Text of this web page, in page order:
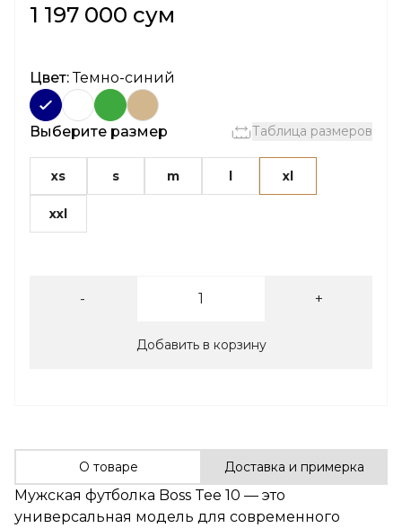
1 197 000 сум
Цвет:Темно-синий
Выберите размер Таблица размеров
xs s m l xl
xxl
- +
Добавить в корзину
О товаре Доставка и примерка
Мужская футболка Boss Tee 10 — это
универсальная модель для современного